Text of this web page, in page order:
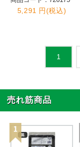
5,291 円(税込)
1
売れ筋商品